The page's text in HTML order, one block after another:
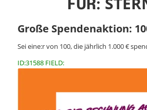
FÜR:
Große Spendenaktion:
Sei eine:r von 100, die jährlich 1.000 €
ID:31588 FIELD: